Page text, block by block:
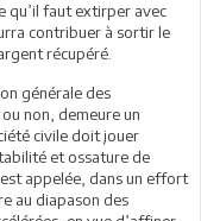
qu’il faut extirper avec
contribuer à sortir le
récupéré.
générale des
non, demeure un
civile doit jouer
et ossature de
appelée, dans un effort
au diapason des